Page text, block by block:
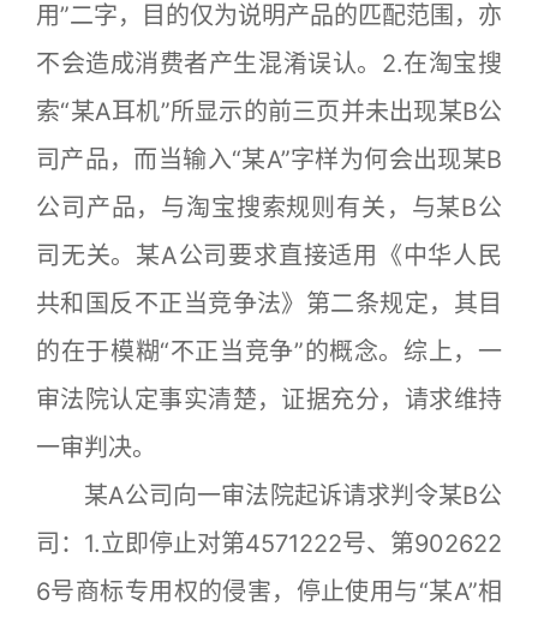
用”二字，目的仅为说明产品的匹配范围，亦
不会造成消费者产生混淆误认。2.在淘宝搜
索“某A耳机”所显示的前三页并未出现某B公
司产品，而当输入“某A”字样为何会出现某B
公司产品，与淘宝搜索规则有关，与某B公
司无关。某A公司要求直接适用《中华人民
共和国反不正当竞争法》第二条规定，其目
的在于模糊“不正当竞争”的概念。综上，一
审法院认定事实清楚，证据充分，请求维持
一审判决。
某A公司向一审法院起诉请求判令某B公
司：1.立即停止对第4571222号、第902622
6号商标专用权的侵害，停止使用与“某A”相